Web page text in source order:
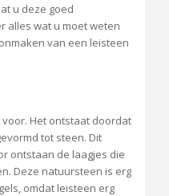
u deze goed
alles wat u moet weten
van een leisteen
Het ontstaat doordat
tot steen. Dit
ontstaan de laagjes die
Deze natuursteen is erg
omdat leisteen erg